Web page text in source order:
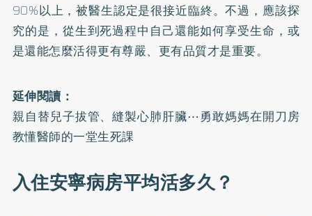
90%以上，被醫生認定是很接近臨終。不過，應該探
究的是，從生到死過程中自己還能如何享受生命，或
是還能怎麼活得更有尊嚴、更有品質才是重要。
延伸閱讀：
親自替兒子拔管、縫製心肺肝臟⋯勇敢媽媽在開刀房
教懂醫師的一堂生死課
入住安寧病房平均活多久？